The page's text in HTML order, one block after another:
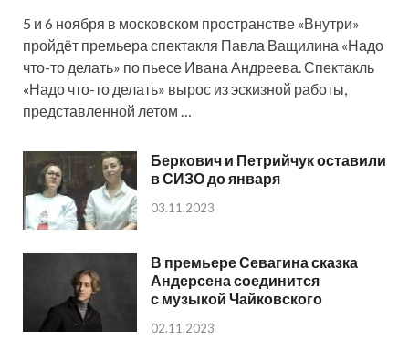
5 и 6 ноября в московском пространстве «Внутри»
пройдёт премьера спектакля Павла Ващилина «Надо
что-то делать» по пьесе Ивана Андреева. Спектакль
«Надо что-то делать» вырос из эскизной работы,
представленной летом …
Беркович и Петрийчук оставили
в СИЗО до января
03.11.2023
В премьере Севагина сказка
Андерсена соединится
с музыкой Чайковского
02.11.2023